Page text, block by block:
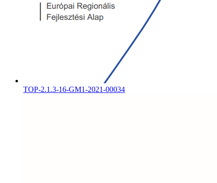
TOP-2.1.3-16-GM1-2021-00034